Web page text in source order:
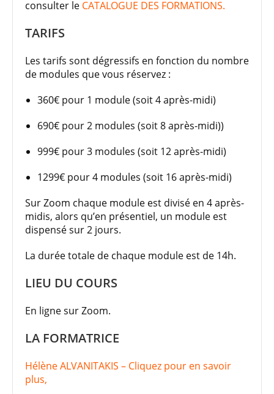
consulter le CATALOGUE DES FORMATIONS.
TARIFS
Les tarifs sont dégressifs en fonction du nombre
de modules que vous réservez :
360€ pour 1 module (soit 4 après-midi)
690€ pour 2 modules (soit 8 après-midi))
999€ pour 3 modules (soit 12 après-midi)
1299€ pour 4 modules (soit 16 après-midi)
Sur Zoom chaque module est divisé en 4 après-
midis, alors qu’en présentiel, un module est
dispensé sur 2 jours.
La durée totale de chaque module est de 14h.
LIEU DU COURS
En ligne sur Zoom.
LA FORMATRICE
Hélène ALVANITAKIS – Cliquez pour en savoir
plus,